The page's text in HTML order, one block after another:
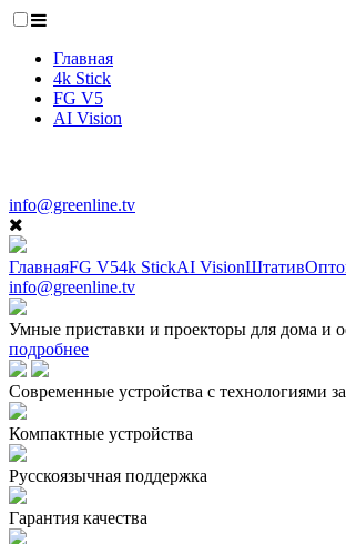
Главная
4k Stick
FG V5
AI Vision
info@greenline.tv
ГлавнаяFG V54k StickAI VisionШтатив
info@greenline.tv
Умные приставки и проекторы для дома и
подробнее
Современные устройства с технологиями
Компактные устройства
Русскоязычная поддержка
Гарантия качества